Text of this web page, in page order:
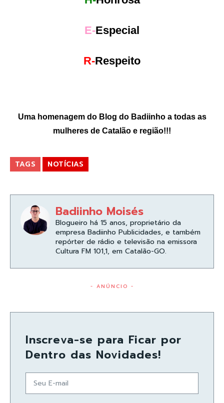
E-Especial
R-Respeito
Uma homenagem do Blog do Badiinho a todas as
mulheres de Catalão e região!!!
TAGS NOTÍCIAS
Badiinho Moisés
Blogueiro há 15 anos, proprietário da
empresa Badiinho Publicidades, e também
repórter de rádio e televisão na emissora
Cultura FM 101,1, em Catalão-GO.
- ANÚNCIO -
Inscreva-se para Ficar por
Dentro das Novidades!